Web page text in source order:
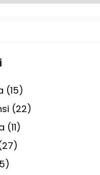
(15)
(22)
(11)